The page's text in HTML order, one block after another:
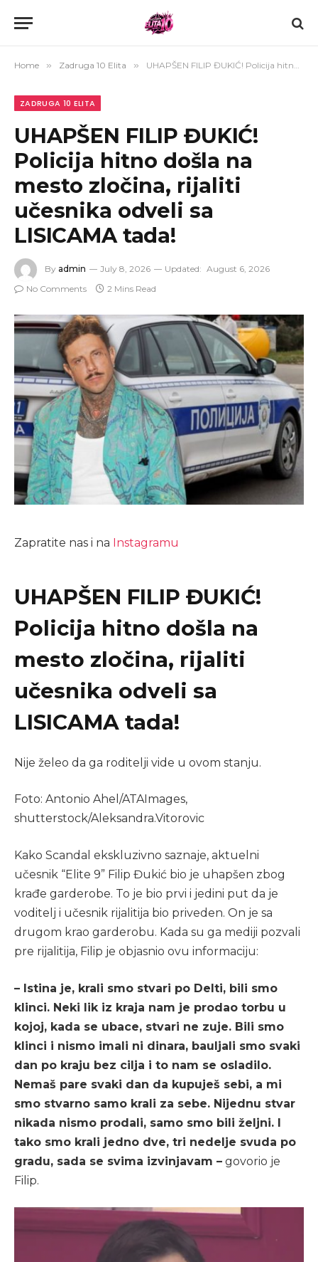
Home » Zadruga 10 Elita » UHAPŠEN FILIP ĐUKIĆ! Policija hitno došla na mesto zločina, rijaliti učesnika odveli sa LISICAMA tada!
ZADRUGA 10 ELITA
UHAPŠEN FILIP ĐUKIĆ!
Policija hitno došla na
mesto zločina, rijaliti
učesnika odveli sa
LISICAMA tada!
By admin July 8, 2026 Updated: August 6, 2026
No Comments
2 Mins Read
Zapratite nas i na Instagramu
UHAPŠEN FILIP ĐUKIĆ!
Policija hitno došla na
mesto zločina, rijaliti
učesnika odveli sa
LISICAMA tada!
Nije želeo da ga roditelji vide u ovom stanju.
Foto: Antonio Ahel/ATAImages,
shutterstock/Aleksandra.Vitorovic
Kako Scandal ekskluzivno saznaje, aktuelni
učesnik “Elite 9” Filip Đukić bio je uhapšen zbog
krađe garderobe. To je bio prvi i jedini put da je
voditelj i učesnik rijalitija bio priveden. On je sa
drugom krao garderobu. Kada su ga mediji pozvali
pre rijalitija, Filip je objasnio ovu informaciju:
– Istina je, krali smo stvari po Delti, bili smo
klinci. Neki lik iz kraja nam je prodao torbu u
kojoj, kada se ubace, stvari ne zuje. Bili smo
klinci i nismo imali ni dinara, bauljali smo svaki
dan po kraju bez cilja i to nam se osladilo.
Nemaš pare svaki dan da kupuješ sebi, a mi
smo stvarno samo krali za sebe. Nijednu stvar
nikada nismo prodali, samo smo bili željni. I
tako smo krali jedno dve, tri nedelje svuda po
gradu, sada se svima izvinjavam – govorio je
Filip.